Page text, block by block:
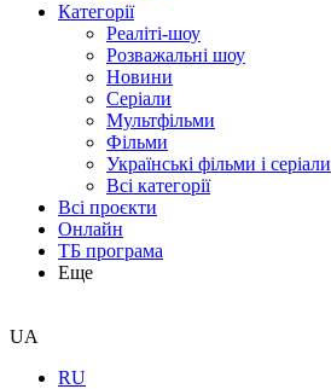
Категорії
Реаліті-шоу
Розважальні шоу
Новини
Серіали
Мультфільми
Фільми
Українські фільми і серіали
Всі категорії
Всі проєкти
Онлайн
ТБ програма
Еще
UA
RU